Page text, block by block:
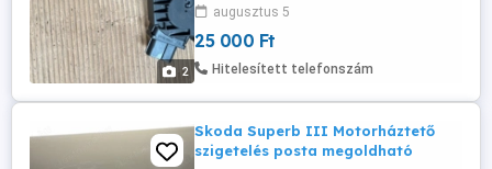
2
augusztus 5
25 000 Ft
Hitelesített telefonszám
Skoda Superb III Motorháztető
szigetelés posta megoldható